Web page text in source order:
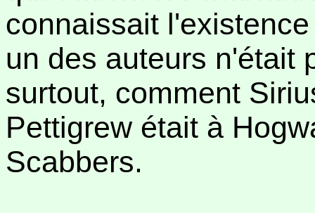
connaissait
un des auteurs n'était
surtout, comment
Pettigrew était à
Scabbers.